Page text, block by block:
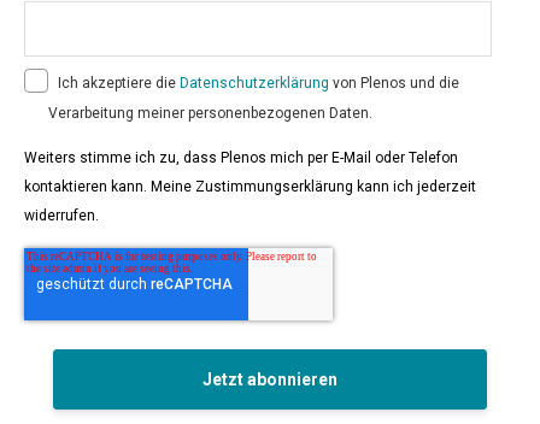
Ich akzeptiere die Datenschutzerklärung von Plenos und die
Verarbeitung meiner personenbezogenen Daten.
Weiters stimme ich zu, dass Plenos mich per E-Mail oder Telefon
kontaktieren kann. Meine Zustimmungserklärung kann ich jederzeit
widerrufen.